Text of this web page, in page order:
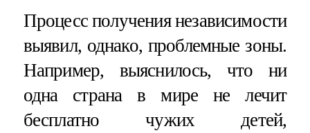
Процесс получения независимости
выявил, однако, проблемные зоны.
Например, выяснилось, что ни
одна страна в мире не лечит
бесплатно чужих детей,